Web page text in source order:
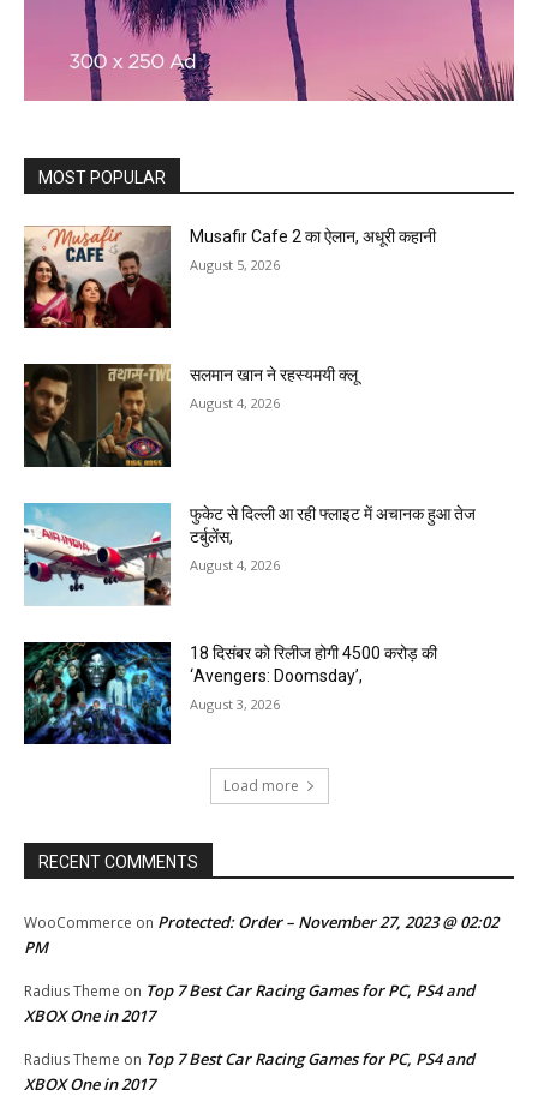
MOST POPULAR
Musafir Cafe 2 का ऐलान, अधूरी कहानी
August 5, 2026
सलमान खान ने रहस्यमयी क्लू
August 4, 2026
फुकेट से दिल्ली आ रही फ्लाइट में अचानक हुआ तेज
टर्बुलेंस,
August 4, 2026
18 दिसंबर को रिलीज होगी 4500 करोड़ की
‘Avengers: Doomsday’,
August 3, 2026
Load more
RECENT COMMENTS
WooCommerce on Protected: Order – November 27, 2023 @ 02:02
PM
Radius Theme on Top 7 Best Car Racing Games for PC, PS4 and
XBOX One in 2017
Radius Theme on Top 7 Best Car Racing Games for PC, PS4 and
XBOX One in 2017